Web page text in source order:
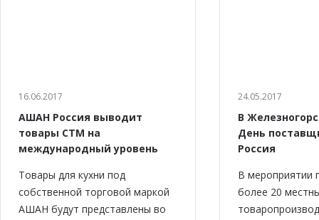
16.06.2017
АШАН Россия выводит
товары СТМ на
международный уровень
Товары для кухни под
собственной торговой маркой
АШАН будут представлены во
24.05.2017
В
День
Россия
В мероприятии
более 20